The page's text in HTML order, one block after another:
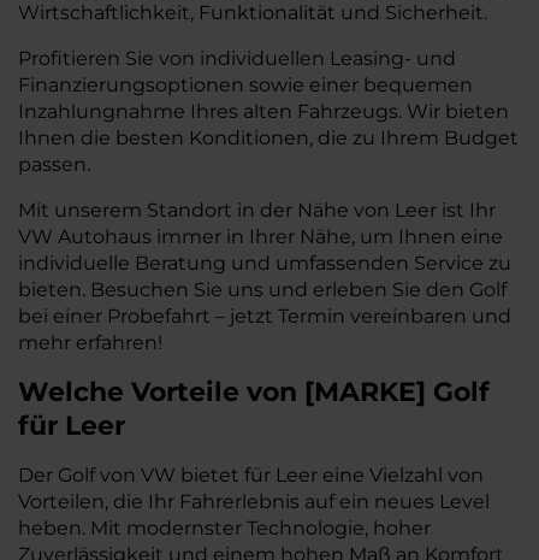
Wirtschaftlichkeit, Funktionalität und Sicherheit.
Profitieren Sie von individuellen Leasing- und
Finanzierungsoptionen sowie einer bequemen
Inzahlungnahme Ihres alten Fahrzeugs. Wir bieten
Ihnen die besten Konditionen, die zu Ihrem Budget
passen.
Mit unserem Standort in der Nähe von Leer ist Ihr
VW Autohaus immer in Ihrer Nähe, um Ihnen eine
individuelle Beratung und umfassenden Service zu
bieten. Besuchen Sie uns und erleben Sie den Golf
bei einer Probefahrt – jetzt Termin vereinbaren und
mehr erfahren!
Welche Vorteile von [MARKE] Golf
für Leer
Der Golf von VW bietet für Leer eine Vielzahl von
Vorteilen, die Ihr Fahrerlebnis auf ein neues Level
heben. Mit modernster Technologie, hoher
Zuverlässigkeit und einem hohen Maß an Komfort